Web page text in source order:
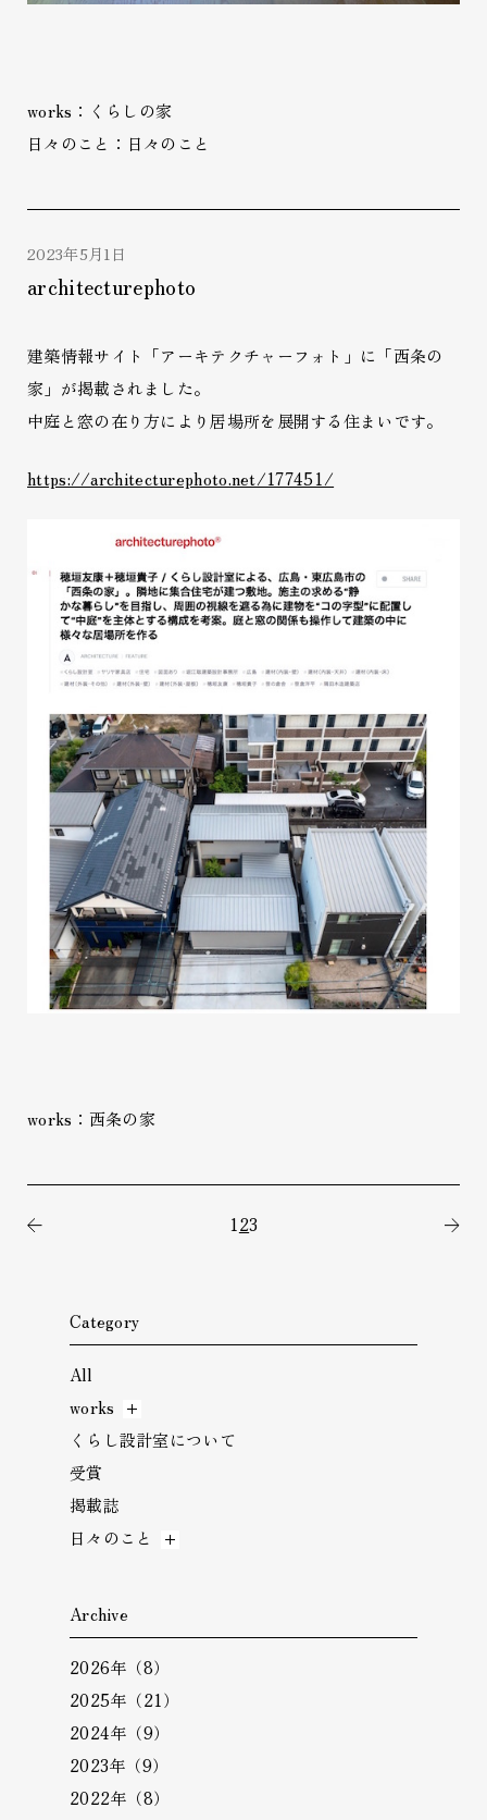
works：くらしの家
日々のこと：日々のこと
2023年5月1日
architecturephoto
建築情報サイト「アーキテクチャーフォト」に「西条の
家」が掲載されました。
中庭と窓の在り方により居場所を展開する住まいです。
https://architecturephoto.net/177451/
works：西条の家
123
Category
All
works
くらし設計室について
受賞
掲載誌
日々のこと
Archive
2026年（8）
2025年（21）
2024年（9）
2023年（9）
2022年（8）